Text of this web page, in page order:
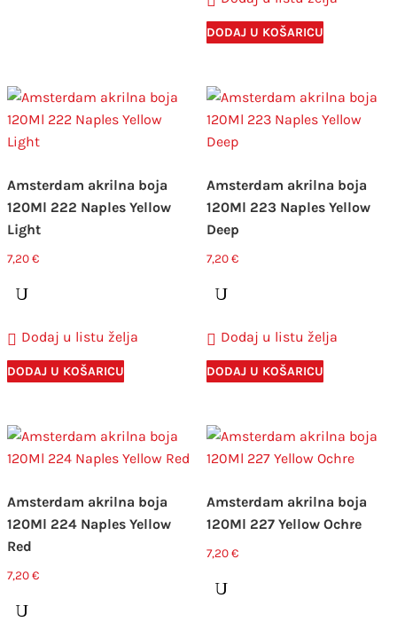
DODAJ U KOŠARICU
Amsterdam akrilna boja
120Ml 222 Naples Yellow
Light
7,20€
Dodaj u listu želja
DODAJ U KOŠARICU
Amsterdam akrilna boja
120Ml 223 Naples Yellow
Deep
7,20€
Dodaj u listu želja
DODAJ U KOŠARICU
Amsterdam akrilna boja
120Ml 224 Naples Yellow
Red
7,20€
Amsterdam akrilna boja
120Ml 227 Yellow Ochre
7,20€